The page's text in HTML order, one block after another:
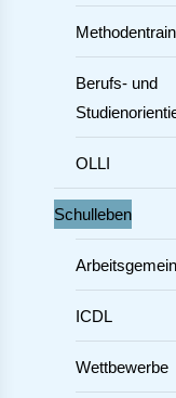
Berufs- und
OLLI
Schulleben
ICDL
Wettbewerbe